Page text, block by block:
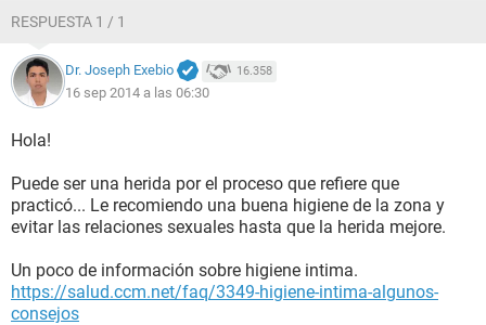
RESPUESTA 1 / 1
Dr. Joseph Exebio 16.358
16 sep 2014 a las 06:30
Hola!
Puede ser una herida por el proceso que refiere que
practicó... Le recomiendo una buena higiene de la zona y
evitar las relaciones sexuales hasta que la herida mejore.
Un poco de información sobre higiene intima.
https://salud.ccm.net/faq/3349-higiene-intima-algunos-
consejos